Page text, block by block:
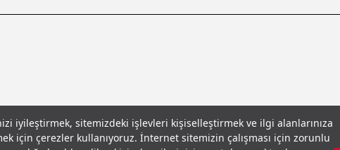
iyileştirmek, sitemizdeki işlevleri kişiselleştirmek ve ilgi alanlarınıza
için çerezler kullanıyoruz. İnternet sitemizin çalışması için zorunlu
Koşullar© 2026 Leecooper - Tüm Hakları Saklıdır.